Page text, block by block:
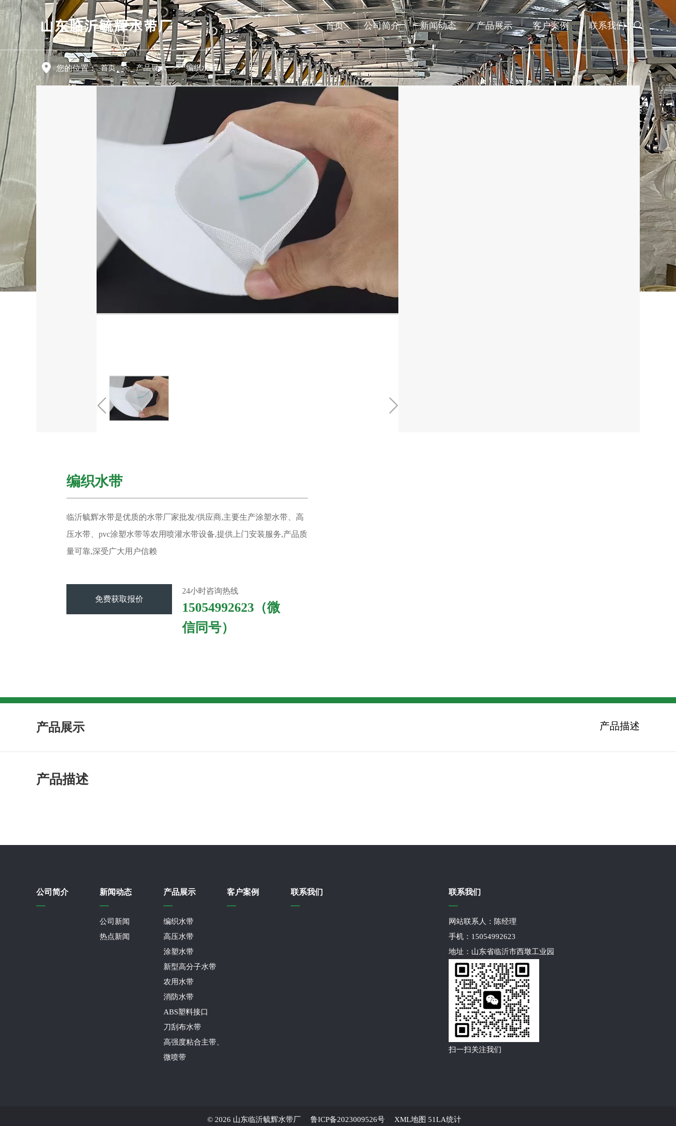
首页 公司简介 新闻动态 产品展示 客户案例 联系我们
您的位置： 首页 >> 产品展示 >> 编织水带
编织水带
临沂毓辉水带是优质的水带厂家批发/供应商,主要生产涂塑水带、高
压水带、pvc涂塑水带等农用喷灌水带设备,提供上门安装服务,产品质
量可靠,深受广大用户信赖
免费获取报价
24小时咨询热线
15054992623（微
信同号）
产品展示 产品描述
产品描述
公司简介 新闻动态
公司新闻
热点新闻
产品展示
编织水带
高压水带
涂塑水带
新型高分子水带
农用水带
消防水带
ABS塑料接口
刀刮布水带
高强度粘合主带、
微喷带
客户案例 联系我们 联系我们
网站联系人：陈经理
手机：15054992623
地址：山东省临沂市西墩工业园
扫一扫关注我们
© 2026 山东临沂毓辉水带厂 鲁ICP备2023009526号 XML地图 51LA统计